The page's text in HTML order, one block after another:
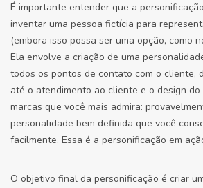
É importante entender que a
inventar uma pessoa fictícia para
(embora isso possa ser uma opção, como
Ela envolve a criação de uma
todos os pontos de contato com o cliente,
até o atendimento ao cliente e o design do
marcas que você mais admira:
personalidade bem definida que você
facilmente. Essa é a personificação em
O objetivo final da personificação é criar